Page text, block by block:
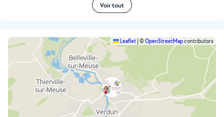
Voir tout
Leaflet ©OpenStreetMapcontributors